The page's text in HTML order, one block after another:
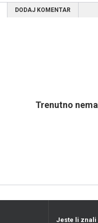
DODAJ KOMENTAR
Trenutno
Jeste li znali